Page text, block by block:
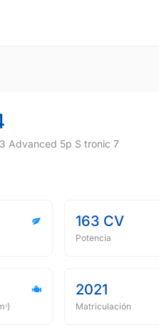
Advanced 5p S tronic 7
163 CV
Potencia
2021
Matriculación